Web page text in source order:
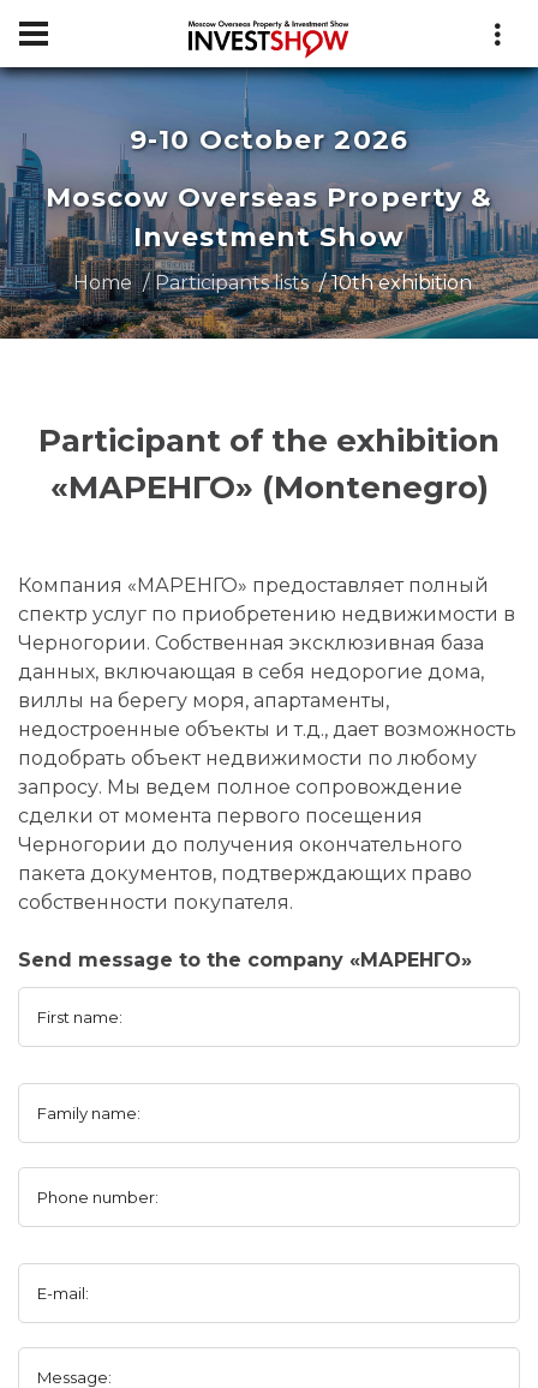
9-10 October 2026
Moscow Overseas Property &
Investment Show
Home Participants lists 10th exhibition
Participant of the exhibition
«МАРЕНГО» (Montenegro)
Компания «МАРЕНГО» предоставляет полный
спектр услуг по приобретению недвижимости в
Черногории. Собственная эксклюзивная база
данных, включающая в себя недорогие дома,
виллы на берегу моря, апартаменты,
недостроенные объекты и т.д., дает возможность
подобрать объект недвижимости по любому
запросу. Мы ведем полное сопровождение
сделки от момента первого посещения
Черногории до получения окончательного
пакета документов, подтверждающих право
собственности покупателя.
Send message to the company «МАРЕНГО»
First name:
Family name:
Phone number:
E-mail:
Message: